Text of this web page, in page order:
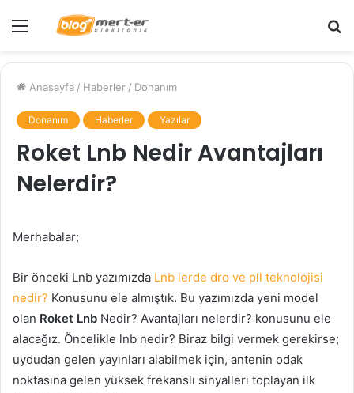
Menü
Anasayfa / Haberler / Donanım
Donanım Haberler Yazılar
Roket Lnb Nedir Avantajları
Nelerdir?
Merhabalar;
Bir önceki Lnb yazımızda Lnb lerde dro ve pll teknolojisi
nedir? Konusunu ele almıştık. Bu yazımızda yeni model
olan Roket Lnb Nedir? Avantajları nelerdir? konusunu ele
alacağız. Öncelikle lnb nedir? Biraz bilgi vermek gerekirse;
uydudan gelen yayınları alabilmek için, antenin odak
noktasına gelen yüksek frekanslı sinyalleri toplayan ilk